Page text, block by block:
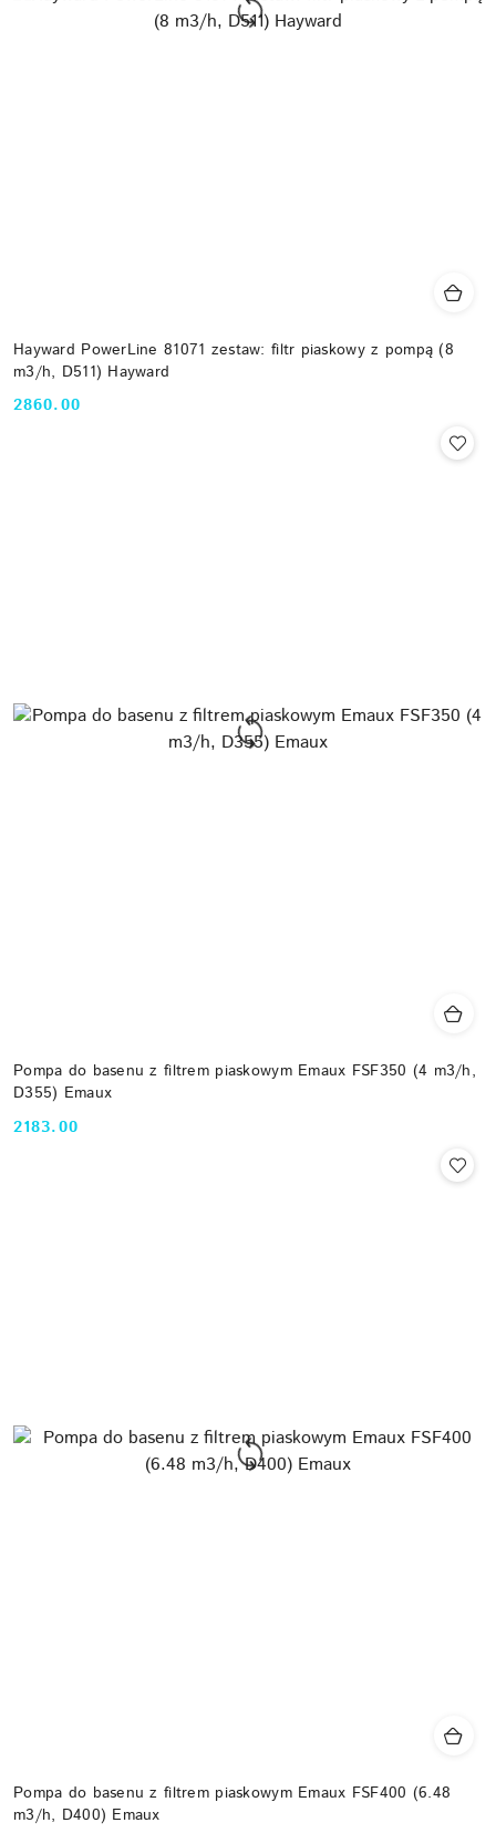
Hayward PowerLine 81071 zestaw: filtr piaskowy z pompą (8
m3/h, D511) Hayward
Cena:
2860.00
Pompa do basenu z filtrem piaskowym Emaux FSF350 (4 m3/h,
D355) Emaux
Cena:
2183.00
Pompa do basenu z filtrem piaskowym Emaux FSF400 (6.48
m3/h, D400) Emaux